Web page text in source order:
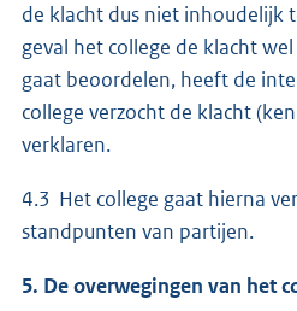
de klacht dus niet inhoudelijk
geval het college de klacht
gaat beoordelen, heeft de
college verzocht de klacht
verklaren.
4.3 Het college gaat hierna
standpunten van partijen.
5. De overwegingen van het